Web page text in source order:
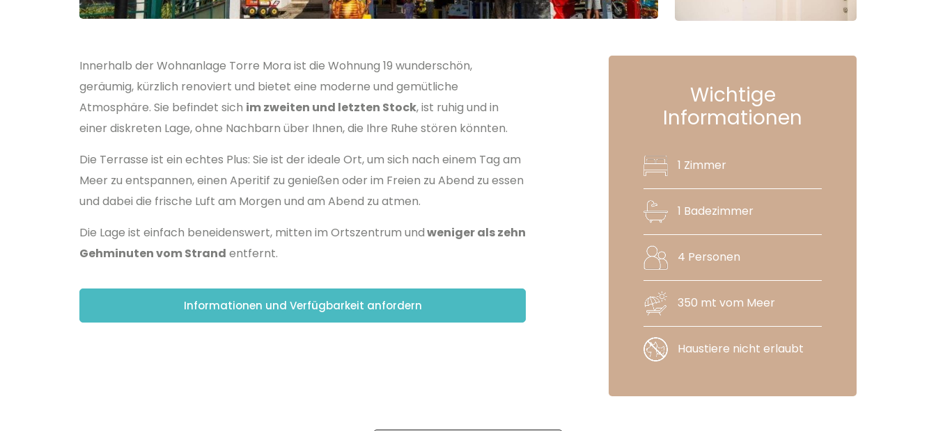
Innerhalb der Wohnanlage Torre Mora ist die Wohnung 19 wunderschön,
geräumig, kürzlich renoviert und bietet eine moderne und gemütliche
Atmosphäre. Sie befindet sich im zweiten und letzten Stock, ist ruhig und in
einer diskreten Lage, ohne Nachbarn über Ihnen, die Ihre Ruhe stören könnten.
Die Terrasse ist ein echtes Plus: Sie ist der ideale Ort, um sich nach einem Tag am
Meer zu entspannen, einen Aperitif zu genießen oder im Freien zu Abend zu essen
und dabei die frische Luft am Morgen und am Abend zu atmen.
Die Lage ist einfach beneidenswert, mitten im Ortszentrum undweniger als zehn
Gehminuten vom Strand entfernt.
Informationen und Verfügbarkeit anfordern
Wichtige
Informationen
1 Zimmer
1 Badezimmer
4 Personen
350 mt vom Meer
Haustiere nicht erlaubt